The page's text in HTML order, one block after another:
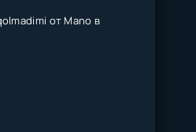
от Mano в